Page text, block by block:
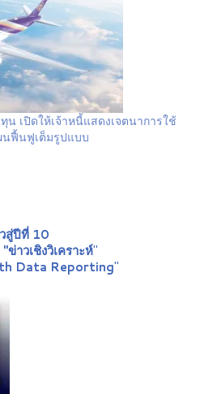
เปิดให้เจ้าหนี้แสดงเจตนาการใช้
ฟื้นฟูเต็มรูปแบบ
สู่ปีที่ 10
ข่าวเชิงวิเคราะห์"
Data Reporting"